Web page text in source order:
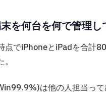
を何台を何で管理し
点でiPhoneとiPadを合計
は他の人担当って